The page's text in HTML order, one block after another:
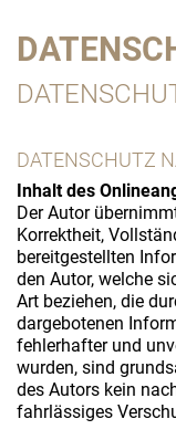
DATENSCHUTZ
Inhalt des
Der Autor
Korrektheit,
bereitgestellten
den Autor, welche
Art beziehen, die
dargebotenen
fehlerhafter und
wurden, sind
des Autors kein
fahrlässiges